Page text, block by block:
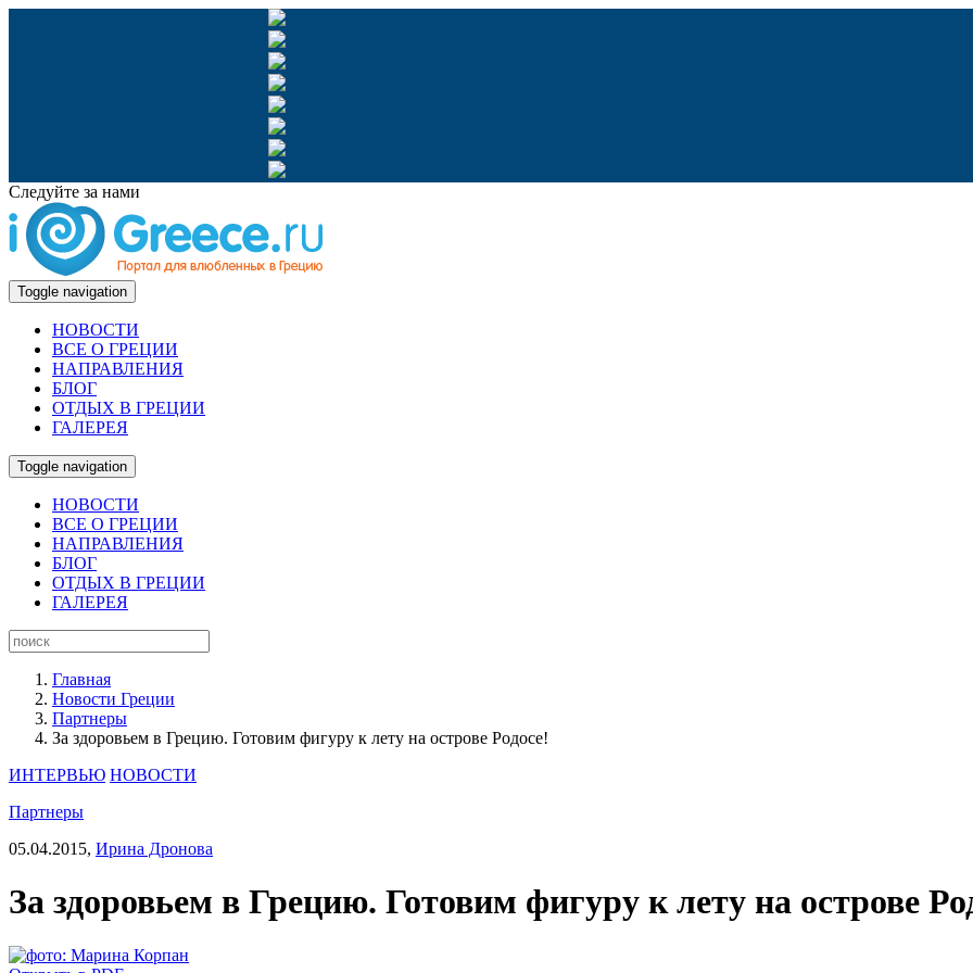
Следуйте за нами
Toggle navigation
НОВОСТИ
ВСЕ О ГРЕЦИИ
НАПРАВЛЕНИЯ
БЛОГ
ОТДЫХ В ГРЕЦИИ
ГАЛЕРЕЯ
Toggle navigation
НОВОСТИ
ВСЕ О ГРЕЦИИ
НАПРАВЛЕНИЯ
БЛОГ
ОТДЫХ В ГРЕЦИИ
ГАЛЕРЕЯ
Главная
Новости Греции
Партнеры
За здоровьем в Грецию. Готовим фигуру к лету на острове Родосе!
ИНТЕРВЬЮ НОВОСТИ
Партнеры
05.04.2015, Ирина Дронова
За здоровьем в Грецию. Готовим фигуру к лету на острове